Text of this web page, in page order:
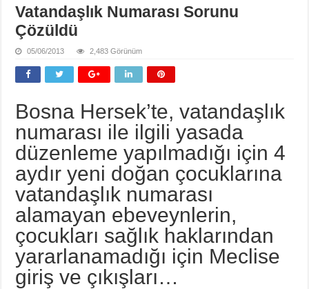
Vatandaşlık Numarası Sorunu
Çözüldü
05/06/2013 2,483 Görünüm
Bosna Hersek’te, vatandaşlık
numarası ile ilgili yasada
düzenleme yapılmadığı için 4
aydır yeni doğan çocuklarına
vatandaşlık numarası
alamayan ebeveynlerin,
çocukları sağlık haklarından
yararlanamadığı için Meclise
giriş ve çıkışları…